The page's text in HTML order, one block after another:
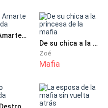
tan buena y
siempre es ella
por algo tan tonto
un toque de
que sí, pero tenemos que
fue, habían puesto a todos
Juré No Amarte En Esta Vida
De su chica a la princesa de la mafia
Zoé
Mafia
La Mano Destrozada